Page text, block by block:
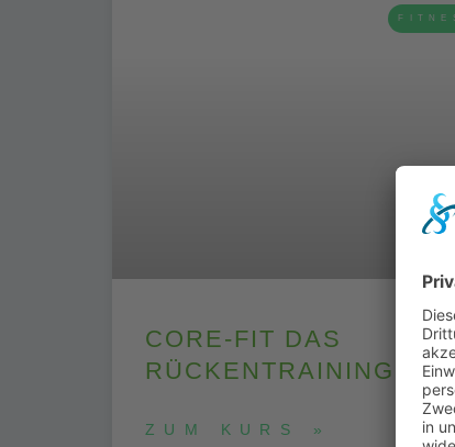
CORE-FIT DAS
RÜCKENTRAINING
ZUM KURS »